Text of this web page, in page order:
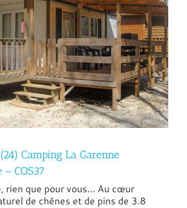
Camping La Garenne
COS37
rien que pour vous… Au cœur
de chênes et de pins de 3.8